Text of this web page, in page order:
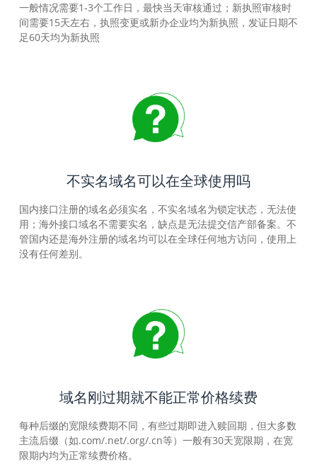
一般情况需要1-3个工作日，最快当天审核通过；新执照审核时
间需要15天左右，执照变更或新办企业均为新执照，发证日期不
足60天均为新执照
不实名域名可以在全球使用吗
国内接口注册的域名必须实名，不实名域名为锁定状态，无法使
用；海外接口域名不需要实名，缺点是无法提交信产部备案。不
管国内还是海外注册的域名均可以在全球任何地方访问，使用上
没有任何差别。
域名刚过期就不能正常价格续费
每种后缀的宽限续费期不同，有些过期即进入赎回期，但大多数
主流后缀（如.com/.net/.org/.cn等）一般有30天宽限期，在宽
限期内均为正常续费价格。